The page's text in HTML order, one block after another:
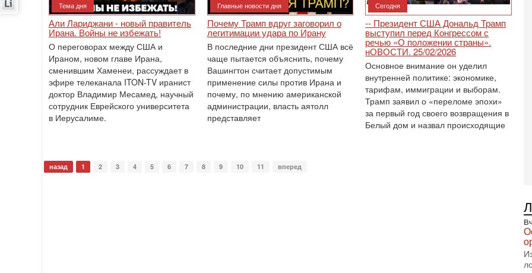
Тема дня
Али Лариджани - новый правитель
Ирана. Войны не избежать!
О переговорах между США и
Ираном, новом главе Ирана,
сменившим Хаменеи, рассуждает в
эфире телеканала ITON-TV иранист
доктор Владимир Месамед, научный
сотрудник Еврейского университета
в Иерусалиме.
Главные новости дня
Почему Трамп вдруг заговорил о
легитимации удара по Ирану
В последние дни президент США всё
чаще пытается объяснить, почему
Вашингтон считает допустимым
применение силы против Ирана и
почему, по мнению американской
администрации, власть аятолл
представляет
Сегодня
-- Президент США Дональд Трамп
выступил перед Конгрессом с
речью «О положении страны».
нОВОСТИ. 25/02/2026
Основное внимание он уделил
внутренней политике: экономике,
тарифам, иммиграции и выборам.
Трамп заявил о «переломе эпохи»
за первый год своего возвращения в
Белый дом и назвал происходящие
назад 1 2 3 4 5 6 7 8 9 10 11 вперед